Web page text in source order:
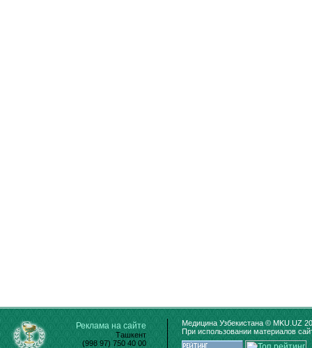
Реклама на сайте
Ташкент
(998 97) 750 40 00
Медицина Узбекистана © MKU.UZ
При использовании материалов